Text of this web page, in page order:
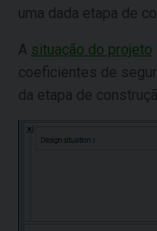
uma dada etapa de
A situação do projeto
coeficientes de
da etapa de